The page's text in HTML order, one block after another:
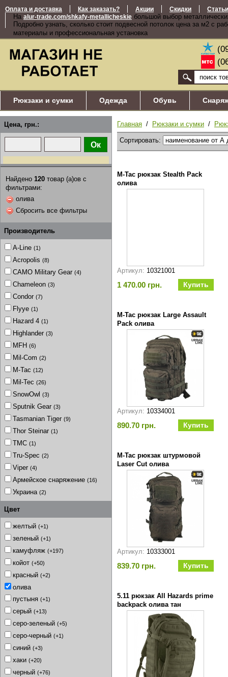
Оплата и доставка Как заказать? Акции Скидки Статьи
На alur-trade.com/shkafy-metallicheskie большой выбор
Подробно узнать, сколько стоит подвесной потолок цена за м2 с
материалы и профессиональная установка
Рюкзаки и сумки Одежда Обувь
Цена, грн.:
Найдено 120 товар (а)ов с
фильтрами:
олива
Сбросить все фильтры
Производитель
A-Line (1)
Acropolis (8)
CAMO Military Gear (4)
Chameleon (3)
Condor (7)
Flyye (1)
Hazard 4 (1)
Highlander (3)
MFH (6)
Mil-Com (2)
M-Tac (12)
Mil-Tec (26)
SnowOwl (3)
Sputnik Gear (3)
Tasmanian Tiger (9)
Thor Steinar (1)
TMC (1)
Tru-Spec (2)
Viper (4)
Армейское снаряжение (16)
Украина (2)
Цвет
желтый (+1)
зеленый (+1)
камуфляж (+197)
койот (+50)
красный (+2)
олива
пустыня (+1)
серый (+13)
серо-зеленый (+5)
серо-черный (+1)
синий (+3)
хаки (+20)
черный (+76)
Главная / Рюкзаки и сумки /
Сортировать:
M-Tac рюкзак Stealth Pack
олива
Артикул: 10321001
1 470.00 грн.
M-Tac рюкзак Large Assault
Pack олива
Артикул: 10334001
890.70 грн.
M-Tac рюкзак штурмовой
Laser Cut олива
Артикул: 10333001
839.70 грн.
5.11 рюкзак All Hazards prime
backpack олива тан